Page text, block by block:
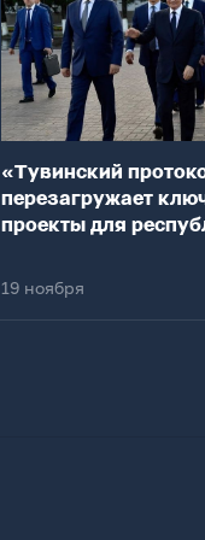
«Тувинский
перезагружает
проекты для
19 ноября